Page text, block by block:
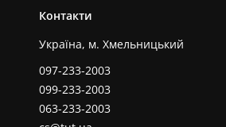
Контакти
Україна, м. Хмельницький
097-233-2003
099-233-2003
063-233-2003